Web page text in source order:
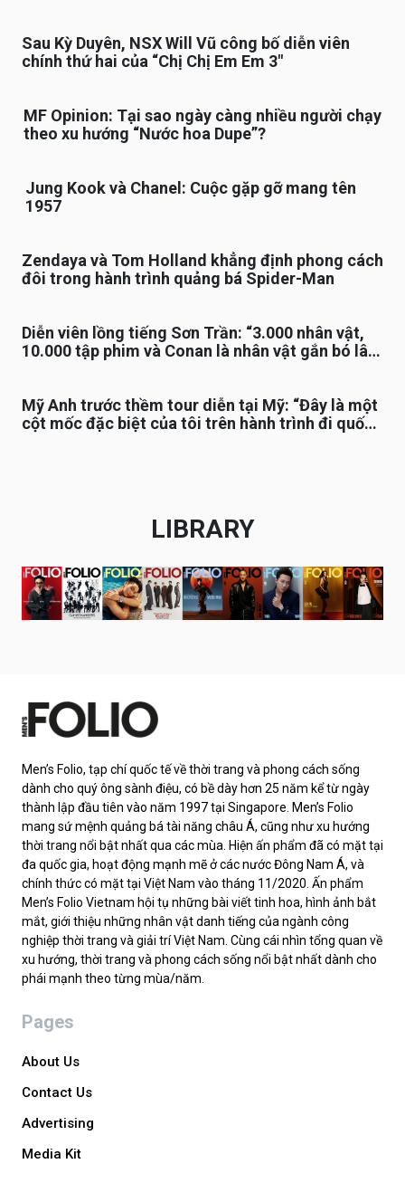
Sau Kỳ Duyên, NSX Will Vũ công bố diễn viên
chính thứ hai của “Chị Chị Em Em 3″
MF Opinion: Tại sao ngày càng nhiều người chạy
theo xu hướng “Nước hoa Dupe”?
Jung Kook và Chanel: Cuộc gặp gỡ mang tên
1957
Zendaya và Tom Holland khẳng định phong cách
đôi trong hành trình quảng bá Spider-Man
Diễn viên lồng tiếng Sơn Trần: “3.000 nhân vật,
10.000 tập phim và Conan là nhân vật gắn bó lâu
Mỹ Anh trước thềm tour diễn tại Mỹ: “Đây là một
cột mốc đặc biệt của tôi trên hành trình đi quốc
LIBRARY
Men’s Folio, tạp chí quốc tế về thời trang và phong cách sống
dành cho quý ông sành điệu, có bề dày hơn 25 năm kể từ ngày
thành lập đầu tiên vào năm 1997 tại Singapore. Men’s Folio
mang sứ mệnh quảng bá tài năng châu Á, cũng như xu hướng
thời trang nổi bật nhất qua các mùa. Hiện ấn phẩm đã có mặt tại
đa quốc gia, hoạt động mạnh mẽ ở các nước Đông Nam Á, và
chính thức có mặt tại Việt Nam vào tháng 11/2020. Ấn phẩm
Men’s Folio Vietnam hội tụ những bài viết tinh hoa, hình ảnh bắt
mắt, giới thiệu những nhân vật danh tiếng của ngành công
nghiệp thời trang và giải trí Việt Nam. Cùng cái nhìn tổng quan về
xu hướng, thời trang và phong cách sống nổi bật nhất dành cho
phái mạnh theo từng mùa/năm.
Pages
About Us
Contact Us
Advertising
Media Kit